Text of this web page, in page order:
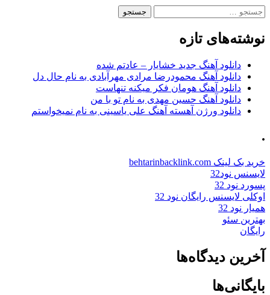
جستجو
نوشته‌های تازه
دانلود آهنگ جدید خشایار – عادتم شده
دانلود آهنگ محمودرضا مرادی مهرآبادی به نام حال دل
دانلود آهنگ هومان فکر میکنه تنهاست
دانلود آهنگ حسین مهدی به نام تو با من
دانلود ورژن آهسته آهنگ علی یاسینی به نام نمیخواستم
.
خرید بک لینک behtarinbacklink.com
لایسنس نود32
پسورد نود 32
اوکلی لایسنس رایگان نود 32
همیار نود 32
بهترین سئو
رایگان
آخرین دیدگاه‌ها
بایگانی‌ها